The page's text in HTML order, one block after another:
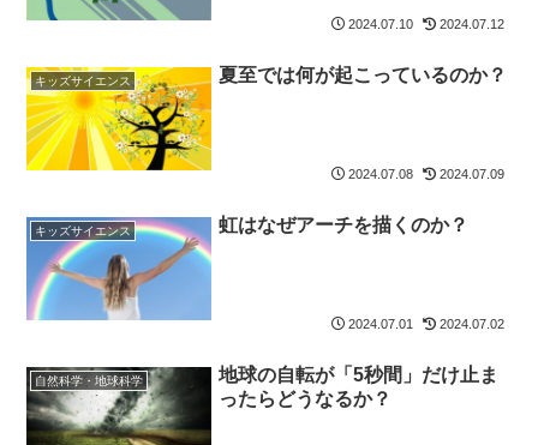
2024.07.10 2024.07.12
キッズサイエンス 夏至では何が起こっているのか？
2024.07.08 2024.07.09
キッズサイエンス 虹はなぜアーチを描くのか？
2024.07.01 2024.07.02
自然科学・地球科学
地球の自転が「5秒間」だけ止ま
ったらどうなるか？